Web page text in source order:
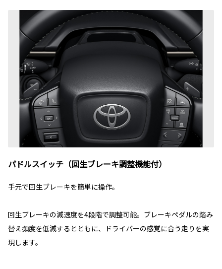
パドルスイッチ（回生ブレーキ調整機能付）
手元で回生ブレーキを簡単に操作。
回生ブレーキの減速度を4段階で調整可能。ブレーキペダルの踏み
替え頻度を低減するとともに、ドライバーの感覚に合う走りを実
現します。